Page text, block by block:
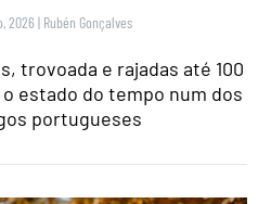
2026 | Rubén Gonçalves
trovoada e rajadas até 100
estado do tempo num dos
portugueses